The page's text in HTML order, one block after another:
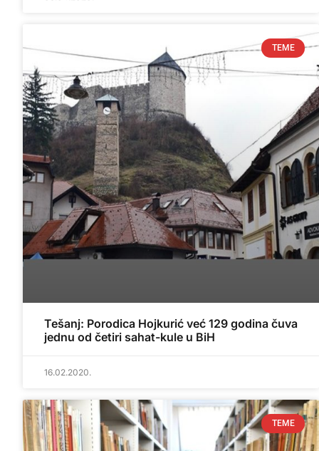
TEME
Tešanj: Porodica Hojkurić već 129 godina čuva
jednu od četiri sahat-kule u BiH
16.02.2020.
TEME